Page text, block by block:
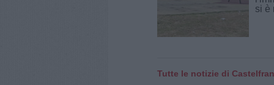
si è
Tutte le notizie di